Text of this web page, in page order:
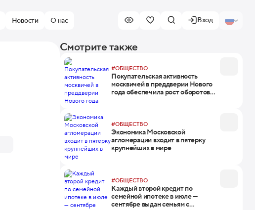
Новости О нас Вход
Смотрите также
#ОБЩЕСТВО
Покупательская активность
москвичей в преддверии Нового
года обеспечила рост оборотов
#ОБЩЕСТВО
Экономика Московской
агломерации входит в пятерку
крупнейших в мире
#ОБЩЕСТВО
Каждый второй кредит по
семейной ипотеке в июле —
сентябре выдан семьям с